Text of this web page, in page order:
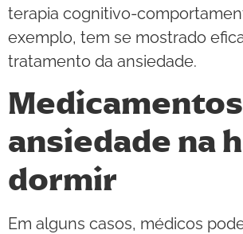
terapia cognitivo-
exemplo, tem se mostrado
tratamento da ansiedade.
ansiedade na
dormir
Em alguns casos, médicos